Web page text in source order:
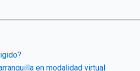
en modalidad virtual